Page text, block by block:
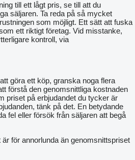
till ett lågt pris, se till att du
säljaren. Ta reda på så mycket
som möjligt. Ett sätt att fuska
ett riktigt företag. Vid misstanke,
kontroll, via
göra ett köp, granska noga flera
förstå den genomsnittliga kostnaden
priset på erbjudandet du tycker är
tänk på det. En betydande
fel eller försök från säljaren att begå
för annorlunda än genomsnittspriset